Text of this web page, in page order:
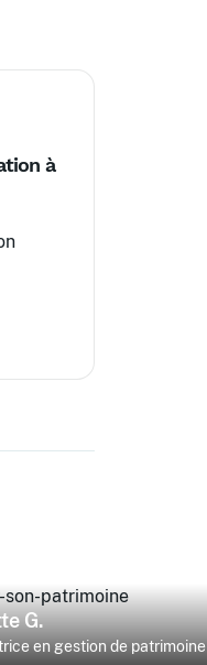
à
G.
en gestion de patrimoine